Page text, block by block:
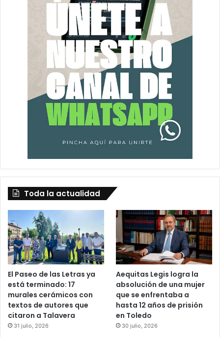
Toda la actualidad
El Paseo de las Letras ya
está terminado: 17
murales cerámicos con
textos de autores que
citaron a Talavera
31 julio, 2026
Aequitas Legis logra la
absolución de una mujer
que se enfrentaba a
hasta 12 años de prisión
en Toledo
30 julio, 2026